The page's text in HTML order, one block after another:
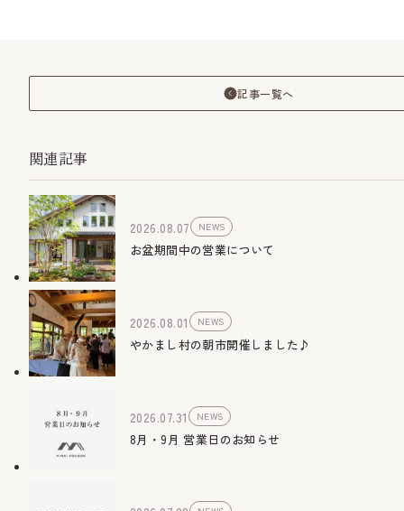
記事一覧へ
関連記事
2026.08.07 NEWS
お盆期間中の営業について
2026.08.01 NEWS
やかまし村の朝市開催しました♪
2026.07.31 NEWS
8月・9月 営業日のお知らせ